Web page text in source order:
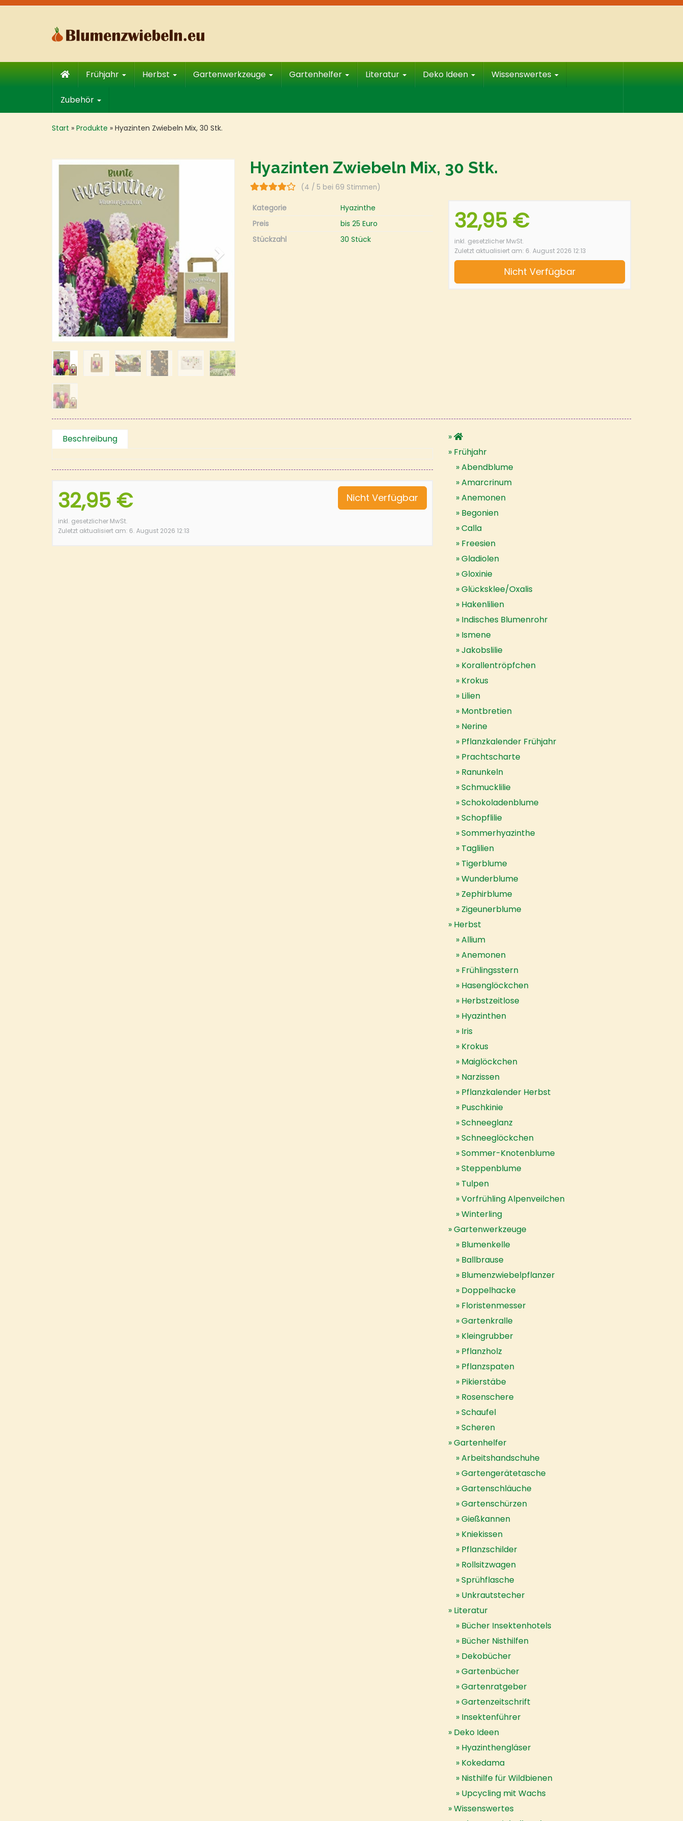
Skip
Frühjahr Herbst Gartenwerkzeuge Gartenhelfer Literatur Deko Ideen Wissenswertes
Zubehör
Start » Produkte » Hyazinten Zwiebeln Mix, 30 Stk.
Hyazinten Zwiebeln Mix, 30 Stk.
(4 / 5 bei 69 Stimmen)
32,95 €
inkl. gesetzlicher MwSt.
Zuletzt aktualisiert am: 6. August 2026 12:13
Nicht Verfügbar
Kategorie
Hyazinthe
Preis
bis 25 Euro
Stückzahl
30 Stück
Beschreibung
32,95 €
inkl. gesetzlicher MwSt.
Zuletzt aktualisiert am: 6. August 2026 12:13
Nicht Verfügbar
Frühjahr
Abendblume
Amarcrinum
Anemonen
Begonien
Calla
Freesien
Gladiolen
Gloxinie
Glücksklee/Oxalis
Hakenlilien
Indisches Blumenrohr
Ismene
Jakobslilie
Korallentröpfchen
Krokus
Lilien
Montbretien
Nerine
Pflanzkalender Frühjahr
Prachtscharte
Ranunkeln
Schmucklilie
Schokoladenblume
Schopflilie
Sommerhyazinthe
Taglilien
Tigerblume
Wunderblume
Zephirblume
Zigeunerblume
Herbst
Allium
Anemonen
Frühlingsstern
Hasenglöckchen
Herbstzeitlose
Hyazinthen
Iris
Krokus
Maiglöckchen
Narzissen
Pflanzkalender Herbst
Puschkinie
Schneeglanz
Schneeglöckchen
Sommer-Knotenblume
Steppenblume
Tulpen
Vorfrühling Alpenveilchen
Winterling
Gartenwerkzeuge
Blumenkelle
Ballbrause
Blumenzwiebelpflanzer
Doppelhacke
Floristenmesser
Gartenkralle
Kleingrubber
Pflanzholz
Pflanzspaten
Pikierstäbe
Rosenschere
Schaufel
Scheren
Gartenhelfer
Arbeitshandschuhe
Gartengerätetasche
Gartenschläuche
Gartenschürzen
Gießkannen
Kniekissen
Pflanzschilder
Rollsitzwagen
Sprühflasche
Unkrautstecher
Literatur
Bücher Insektenhotels
Bücher Nisthilfen
Dekobücher
Gartenbücher
Gartenratgeber
Gartenzeitschrift
Insektenführer
Deko Ideen
Hyazinthengläser
Kokedama
Nisthilfe für Wildbienen
Upcycling mit Wachs
Wissenswertes